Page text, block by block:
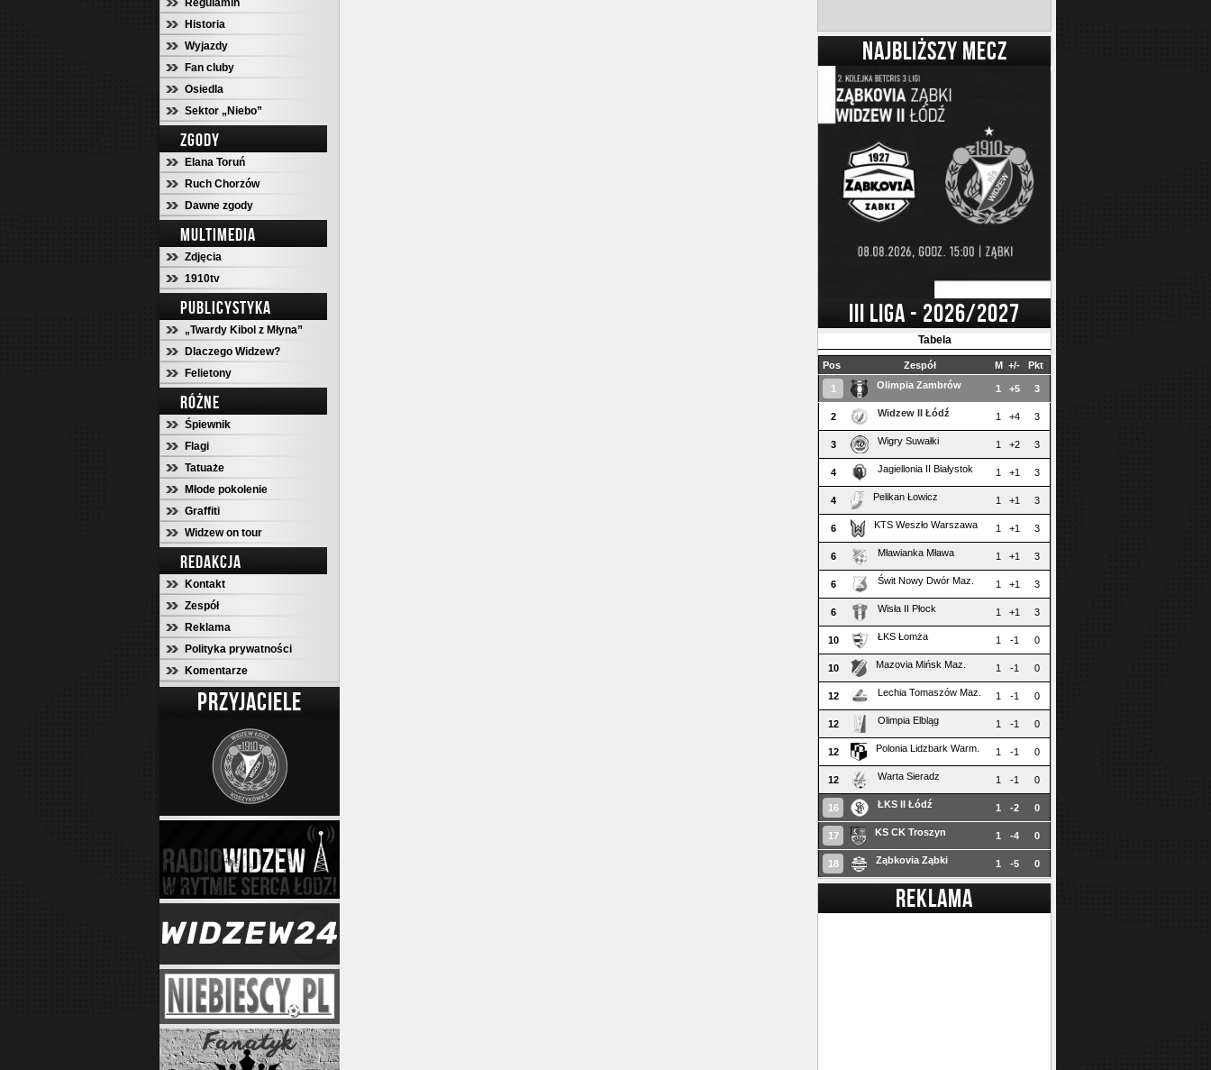
Regulamin
Historia
Wyjazdy
Fan cluby
Osiedla
Sektor „Niebo”
ZGODY
Elana Toruń
Ruch Chorzów
Dawne zgody
MULTIMEDIA
Zdjęcia
1910tv
PUBLICYSTYKA
„Twardy Kibol z Młyna”
Dlaczego Widzew?
Felietony
RÓŻNE
Śpiewnik
Flagi
Tatuaże
Młode pokolenie
Graffiti
Widzew on tour
REDAKCJA
Kontakt
Zespół
Reklama
Polityka prywatności
Komentarze
PRZYJACIELE
NAJBLIŻSZY MECZ
III LIGA - 2026/2027
Tabela
Pos Zespół M +/- Pkt
1 Olimpia Zambrów 1 +5 3
2 Widzew II Łódź 1 +4 3
3 Wigry Suwałki 1 +2 3
4 Jagiellonia II Białystok 1 +1 3
4 Pelikan Łowicz 1 +1 3
6 KTS Weszło Warszawa 1 +1 3
6 Mławianka Mława 1 +1 3
6 Świt Nowy Dwór Maz. 1 +1 3
6 Wisła II Płock 1 +1 3
10 ŁKS Łomża 1 -1 0
10 Mazovia Mińsk Maz. 1 -1 0
12 Lechia Tomaszów Maz. 1 -1 0
12 Olimpia Elbląg 1 -1 0
12 Polonia Lidzbark Warm. 1 -1 0
12 Warta Sieradz 1 -1 0
16 ŁKS II Łódź 1 -2 0
17 KS CK Troszyn 1 -4 0
18 Ząbkovia Ząbki 1 -5 0
REKLAMA